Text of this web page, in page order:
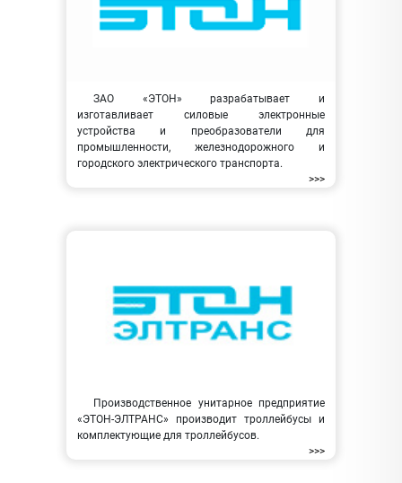
ЗАО «ЭТОН» разрабатывает и
изготавливает силовые электронные
устройства и преобразователи для
промышленности, железнодорожного и
городского электрического транспорта.
>>>
Производственное унитарное предприятие
«ЭТОН-ЭЛТРАНС» производит троллейбусы и
комплектующие для троллейбусов.
>>>